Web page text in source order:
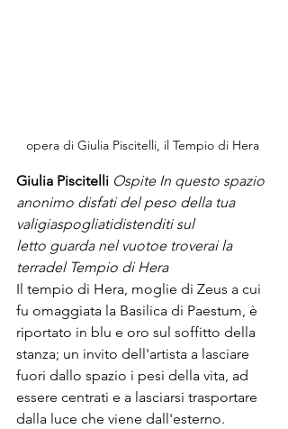
opera di Giulia Piscitelli, il Tempio di Hera
Giulia Piscitelli Ospite In questo spazio
anonimo disfati del peso della tua
valigiaspogliatidistenditi sul
letto guarda nel vuotoe troverai la
terradel Tempio di Hera
Il tempio di Hera, moglie di Zeus a cui
fu omaggiata la Basilica di Paestum, è
riportato in blu e oro sul soffitto della
stanza; un invito dell'artista a lasciare
fuori dallo spazio i pesi della vita, ad
essere centrati e a lasciarsi trasportare
dalla luce che viene dall'esterno.